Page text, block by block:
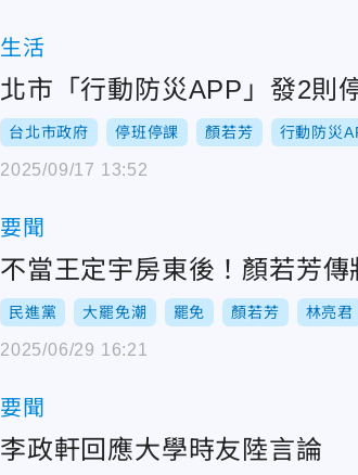
生活
北市「行動防災APP」發2
台北市政府 停班停課 顏若芳 行動防災
2025/09/17 13:52
要聞
不當王定宇房東後！顏若芳
民進黨 大罷免潮 罷免 顏若芳 林亮君
2025/06/29 16:21
要聞
李政軒回應大學時友陸言論